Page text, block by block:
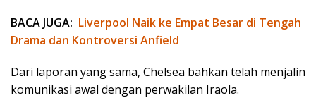
BACA JUGA: Liverpool Naik ke Empat Besar di Tengah
Drama dan Kontroversi Anfield
Dari laporan yang sama, Chelsea bahkan telah menjalin
komunikasi awal dengan perwakilan Iraola.